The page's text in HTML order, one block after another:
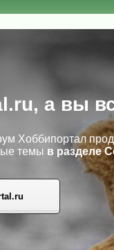
а вы
Хоббипортал
темы в разделе